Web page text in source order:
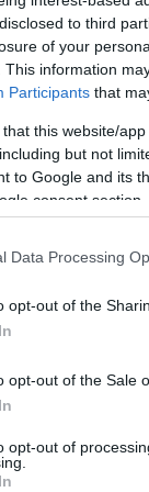
to third
of your
This information
Participants that
that this website/
but not
to Google and its
consent section.
Data Processing
opt-out of the
opt-out of the Sale
opt-out of
hogy
is.
az
létre. A
től pedig a